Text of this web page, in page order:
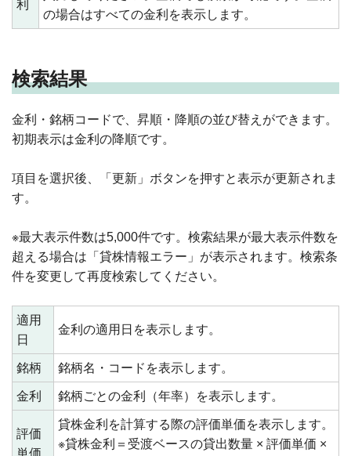
利
の場合はすべての金利を表示します。
検索結果
金利・銘柄コードで、昇順・降順の並び替えができます。
初期表示は金利の降順です。
項目を選択後、「更新」ボタンを押すと表示が更新されま
す。
※最大表示件数は5,000件です。検索結果が最大表示件数を
超える場合は「貸株情報エラー」が表示されます。検索条
件を変更して再度検索してください。
適用
日
金利の適用日を表示します。
銘柄 銘柄名・コードを表示します。
金利 銘柄ごとの金利（年率）を表示します。
評価
単価
貸株金利を計算する際の評価単価を表示します。
※貸株金利＝受渡ベースの貸出数量 × 評価単価 ×